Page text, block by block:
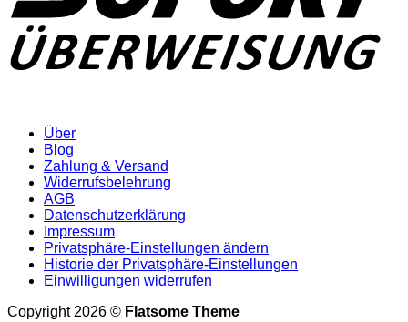
Über
Blog
Zahlung & Versand
Widerrufsbelehrung
AGB
Datenschutzerklärung
Impressum
Privatsphäre-Einstellungen ändern
Historie der Privatsphäre-Einstellungen
Einwilligungen widerrufen
Copyright 2026 © Flatsome Theme